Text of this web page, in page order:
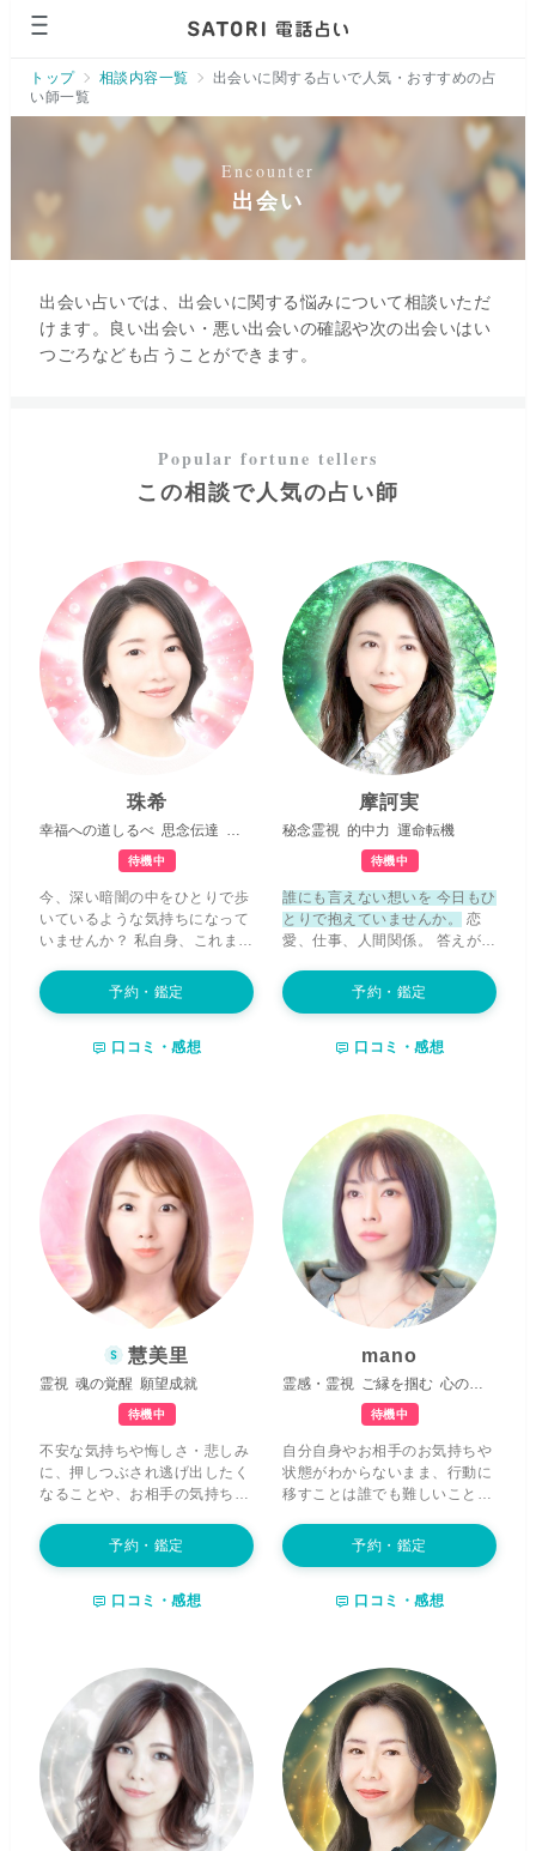
トップ 相談内容一覧
出会いに関する占いで人気・おすすめの占
い師一覧
出会い
出会い占いでは、出会いに関する悩みについて相談いただ
けます。良い出会い・悪い出会いの確認や次の出会いはい
つごろなども占うことができます。
この相談で人気の占い師
珠希
幸福への道しるべ 思念伝達 可能性を広げる
待機中
今、深い暗闇の中をひとりで歩
いているような気持ちになって
いませんか？ 私自身、これまで
愛や結婚、仕事など、何度も立
ち止まりたくなるような
苦しさ
思えないような光景でしたが、
その小さな光を頼りに一歩ずつ
進んでいくうちに、気づけばそ
の未来が現実となっていたので
どれだけ考えても答えが見つか
らず、進むべき方向が分からな
くなる時があります。だからこ
そ私は、占いは未来を決めつけ
るためのものではなく、幸せな
未来へ向かうための道しるべ
も、 あなた様だけの美しく光る
宝石のような輝きが必ず存在
きに気づいた瞬間から、運命は
美しく動き出します。 私の鑑定
のモットーは、あなた様のお心
に優しく寄り添い、少しでも前
向きに、そして明るいお気持ち
になっていただくことです。そ
可能性や未来へ続く光を、一緒
お悩みでもかまいません。私が
そっとあなた様の心に寄り添
い、幸せな未来へと向かう道の
りを、心を込めて伴走いたしま
す。どうぞ安心してご相談くだ
さいね。
予約・鑑定
口コミ・感想
摩訶実
秘念霊視 的中力 運命転機
待機中
誰にも言えない想いを 今日もひ
とりで抱えていませんか。
愛、仕事、人間関係。 答えが見
心は静かに疲れていきます。
「もう少し頑張らなきゃ」と自
方も、少なくありません。 私
ら、占術と併せて潜在意識を丁
寧に読み解く鑑定を行っていま
す。 表面的な結果だけでなく、
気づいていなかった本音や思い
込み
まで紐解いていきます。
相
手の気持ち、復縁や複雑なご
縁、仕事や人間関係で言葉にで
きなかった違和感 。 どんな想い
も置き去りにせず、今の状況や
これからの流れを読み解きなが
「今、どう関わると未来が
変わるのか」を具体的にお伝え
ことはありません。心と現実の
両方に寄り添いながら、前へ進
ていきます。 ここは、安心して
本音を出していい場所。 ひとり
で抱え込まず、どうぞお声を聞
かせてください。 心を込めて鑑
定いたします。
予約・鑑定
口コミ・感想
慧美里
霊視 魂の覚醒 願望成就
待機中
不安な気持ちや悔しさ・悲しみ
に、押しつぶされ逃げ出したく
なることや、お相手の気持ちが
ごすことは誰にでもあります。
でも一人で抱え込まずに、どう
ださい。そんな時こそ私の力が
視点からあなた様の現在の立ち
位置や現状などを霊視にて確認
することで、本来の魂の在り方
を探ってまいります。今あなた
様が不安に思っている様々な問
題を、気持ちに寄り添いながら
丁寧に紐解き、一つ一つ前へ進
むよう解決させていただきま
す。 また先祖から受け継いだ秘
予約・鑑定
口コミ・感想
mano
霊感・霊視 ご縁を掴む 心のエネルギーを視る
待機中
自分自身やお相手のお気持ちや
状態がわからないまま、行動に
移すことは誰でも難しいことで
と、あなたの魅力の引き出し方
を知ることで、状況は周りから
予約・鑑定
口コミ・感想